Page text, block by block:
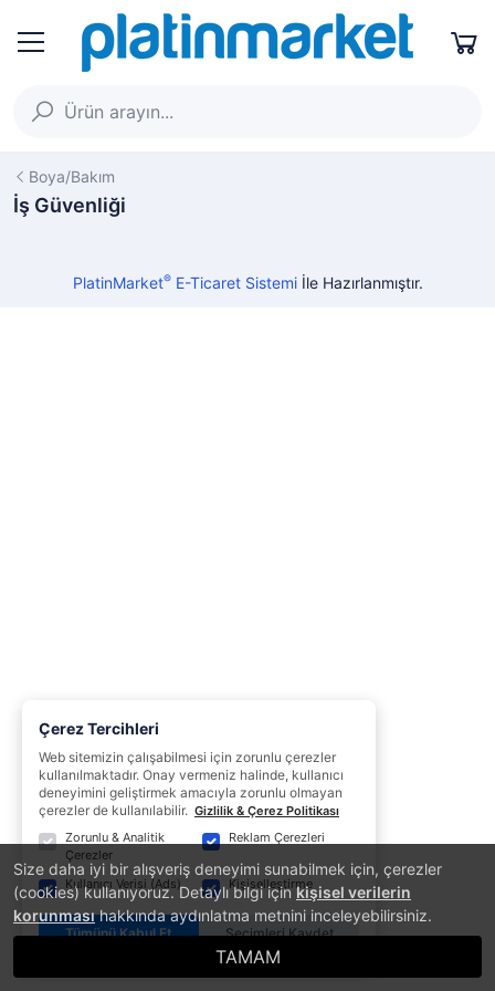
Size daha iyi bir alışveriş deneyimi sunabilmek için, çerezler
(cookies) kullanıyoruz. Detaylı bilgi içinkişisel verilerin
korunmasıhakkında aydınlatma metnini inceleyebilirsiniz.
TAMAM
Boya/Bakım
İş Güvenliği
PlatinMarket®E-Ticaret Sistemiİle Hazırlanmıştır.
Çerez Tercihleri
Web sitemizin çalışabilmesi için zorunlu çerezler
kullanılmaktadır. Onay vermeniz halinde, kullanıcı
deneyimini geliştirmek amacıyla zorunlu olmayan
çerezler de kullanılabilir. Gizlilik & Çerez Politikası
Zorunlu & Analitik
Çerezler
Reklam Çerezleri
Kullanıcı Verisi (Ads) Kişiselleştirme
Tümünü Kabul Et Seçimleri Kaydet